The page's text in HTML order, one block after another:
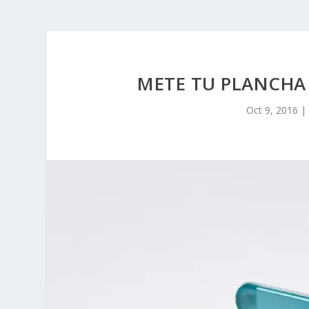
METE TU
Oct 9, 2016 |